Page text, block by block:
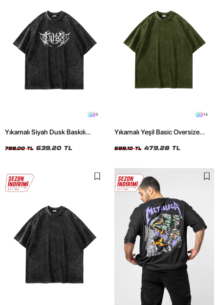
5
Yıkamalı Siyah Dusk Baskılı
799,00 TL 639,20 TL
14
Yıkamalı Yeşil Basic Oversize
599,10 TL 479,28 TL